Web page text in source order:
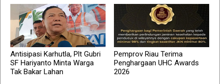
Antisipasi Karhutla, Plt Gubri
SF Hariyanto Minta Warga
Tak Bakar Lahan
Pemprov Riau Terima
Penghargaan UHC Awards
2026